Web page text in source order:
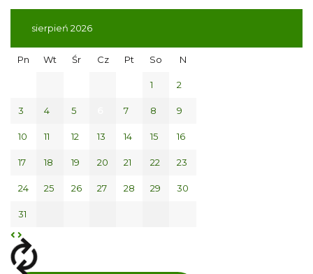
sierpień 2026
Pn Wt Śr Cz Pt So N
1 2
3 4 5 7 8 9
10 11 12 13 14 15 16
17 18 19 20 21 22 23
24 25 26 27 28 29 30
31